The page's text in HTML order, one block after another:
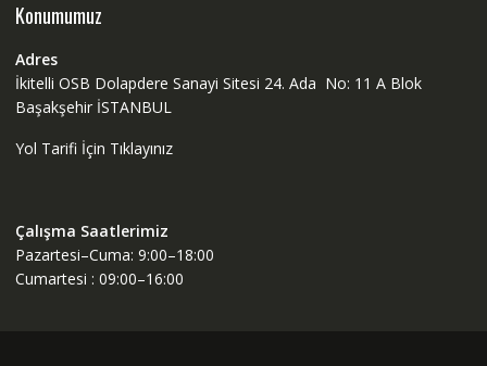
Konumumuz
Adres
İkitelli OSB Dolapdere Sanayi Sitesi 24. Ada No: 11 A Blok
Başakşehir İSTANBUL
Yol Tarifi İçin Tıklayınız
Çalışma Saatlerimiz
Pazartesi–Cuma: 9:00–18:00
Cumartesi : 09:00–16:00